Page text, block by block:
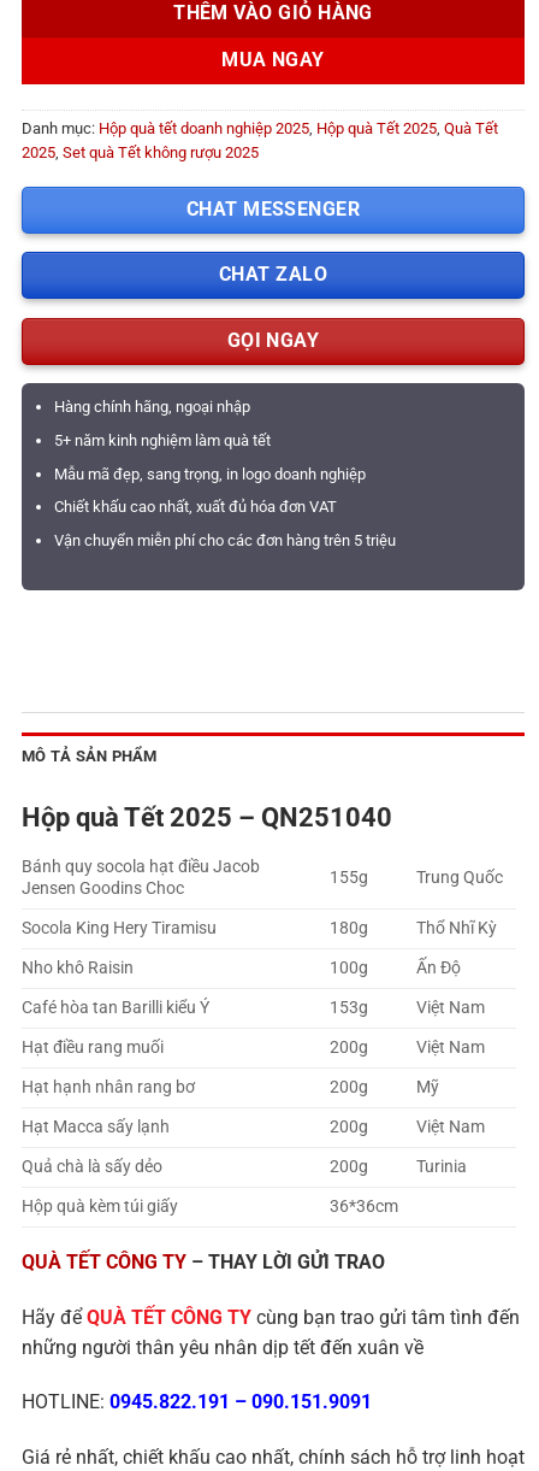
THÊM VÀO GIỎ HÀNG
MUA NGAY
Danh mục: Hộp quà tết doanh nghiệp 2025 Hộp quà Tết 2025 Quà Tết
2025 Set quà Tết không rượu 2025
CHAT MESSENGER
CHAT ZALO
GỌI NGAY
Hàng chính hãng, ngoại nhập
5+ năm kinh nghiệm làm quà tết
Mẫu mã đẹp, sang trọng, in logo doanh nghiệp
Chiết khấu cao nhất, xuất đủ hóa đơn VAT
Vận chuyển miễn phí cho các đơn hàng trên 5 triệu
MÔ TẢ SẢN PHẨM
Hộp quà Tết 2025 – QN251040
Bánh quy socola hạt điều Jacob
Jensen Goodins Choc
155g Trung Quốc
Socola King Hery Tiramisu 180g
Thổ Nhĩ Kỳ
Nho khô Raisin
100g
Ấn Độ
Café hòa tan Barilli kiểu Ý
153g
Việt Nam
Hạt điều rang muối
200g
Việt Nam
Hạt hạnh nhân rang bơ
200g
Mỹ
Hạt Macca sấy lạnh
200g
Việt Nam
Quả chà là sấy dẻo
200g
Turinia
Hộp quà kèm túi giấy
36*36cm
QUÀ TẾT CÔNG TY – THAY LỜI GỬI TRAO
Hãy đểQUÀ TẾT CÔNG TY cùng bạn trao gửi tâm tình đến
những người thân yêu nhân dịp tết đến xuân về
HOTLINE: 0945.822.191 – 090.151.9091
Giá rẻ nhất, chiết khấu cao nhất, chính sách hỗ trợ linh hoạt